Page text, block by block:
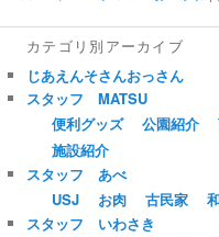
カテゴリ別アーカイブ
じあえんそさんおっさん
スタッフ MATSU
便利グッズ
公園紹介
施設紹介
スタッフ あべ
USJ
お肉 古民家
スタッフ いわさき